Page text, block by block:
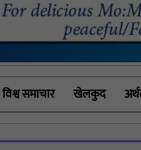
विश्व समाचार खेलकुद